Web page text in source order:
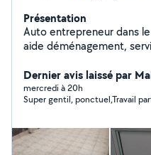
Présentation
Auto entrepreneur dans
aide déménagement,
travaux de maçonnerie, terrassement, peinture)
Dernier avis laissé par
mercredi à 20h
Super gentil, ponctuel,Travail